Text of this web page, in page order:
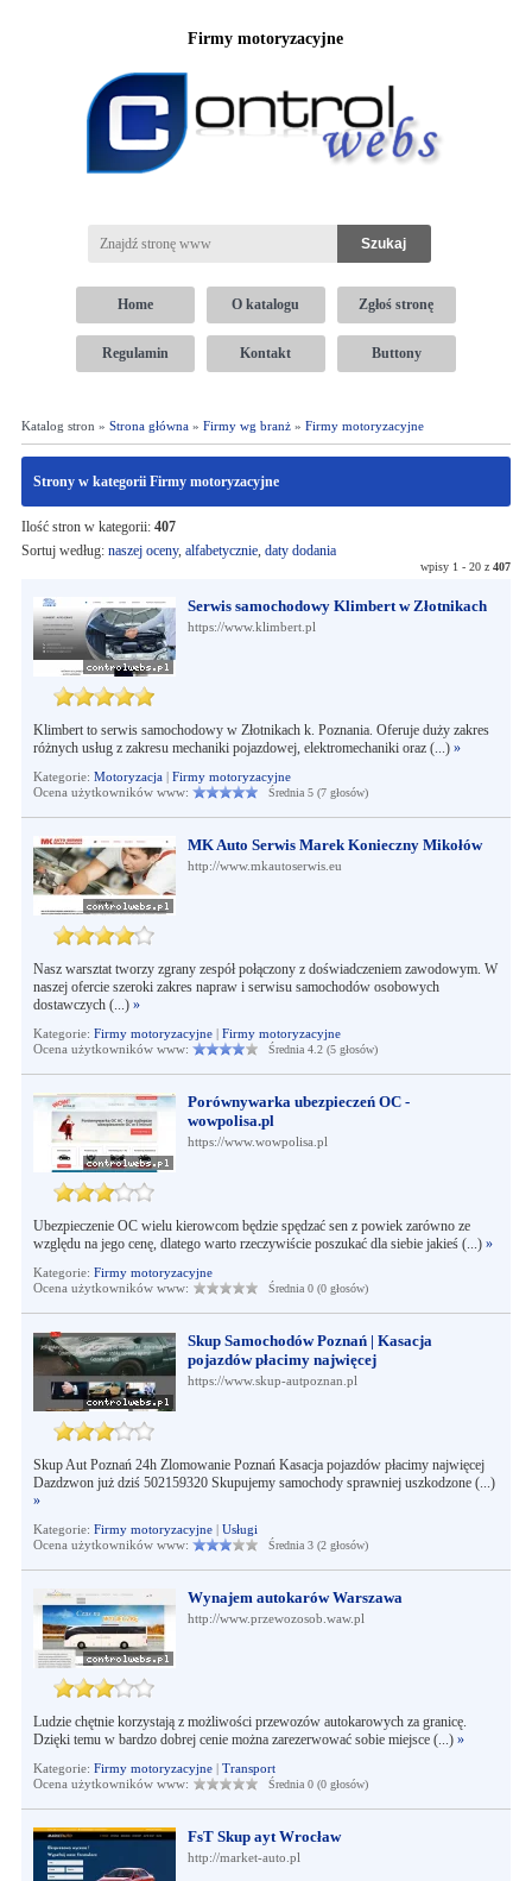
Firmy motoryzacyjne
Home O katalogu Zgłoś stronę
Regulamin Kontakt Buttony
Katalog stron » Strona główna» Firmy wg branż» Firmy motoryzacyjne
Strony w kategorii Firmy motoryzacyjne
Ilość stron w kategorii: 407
Sortuj według: naszej oceny, alfabetycznie, daty dodania
wpisy 1 - 20 z407
Serwis samochodowy Klimbert w Złotnikach
https://www.klimbert.pl
Klimbert to serwis samochodowy w Złotnikach k. Poznania. Oferuje duży zakres
różnych usług z zakresu mechaniki pojazdowej, elektromechaniki oraz (...) »
Kategorie: Motoryzacja| Firmy motoryzacyjne
Ocena użytkowników www:
Średnia 5 (7 głosów)
MK Auto Serwis Marek Konieczny Mikołów
http://www.mkautoserwis.eu
Nasz warsztat tworzy zgrany zespół połączony z doświadczeniem zawodowym. W
naszej ofercie szeroki zakres napraw i serwisu samochodów osobowych
dostawczych (...) »
Kategorie: Firmy motoryzacyjne| Firmy motoryzacyjne
Ocena użytkowników www:
Średnia 4.2 (5 głosów)
Porównywarka ubezpieczeń OC -
wowpolisa.pl
https://www.wowpolisa.pl
Ubezpieczenie OC wielu kierowcom będzie spędzać sen z powiek zarówno ze
względu na jego cenę, dlatego warto rzeczywiście poszukać dla siebie jakieś (...) »
Kategorie: Firmy motoryzacyjne
Ocena użytkowników www:
Średnia 0 (0 głosów)
Skup Samochodów Poznań | Kasacja
pojazdów płacimy najwięcej
https://www.skup-autpoznan.pl
Skup Aut Poznań 24h Zlomowanie Poznań Kasacja pojazdów płacimy najwięcej
Dazdzwon już dziś 502159320 Skupujemy samochody sprawniej uszkodzone (...)
»
Kategorie: Firmy motoryzacyjne| Usługi
Ocena użytkowników www:
Średnia 3 (2 głosów)
Wynajem autokarów Warszawa
http://www.przewozosob.waw.pl
Ludzie chętnie korzystają z możliwości przewozów autokarowych za granicę.
Dzięki temu w bardzo dobrej cenie można zarezerwować sobie miejsce (...) »
Kategorie: Firmy motoryzacyjne| Transport
Ocena użytkowników www:
Średnia 0 (0 głosów)
FsT Skup ayt Wrocław
http://market-auto.pl